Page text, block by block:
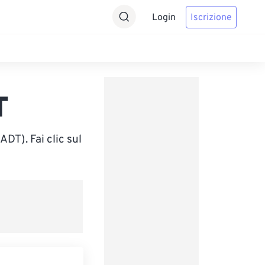
Login Iscrizione
Fai clic sul